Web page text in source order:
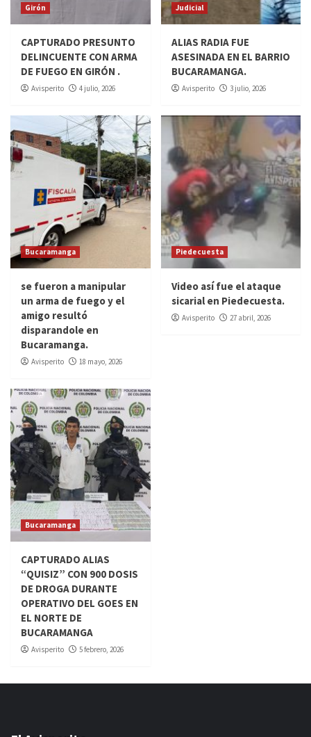
Girón
CAPTURADO PRESUNTO
DELINCUENTE CON ARMA
DE FUEGO EN GIRÓN .
Avisperito 4 julio, 2026
Judicial
ALIAS RADIA FUE
ASESINADA EN EL BARRIO
BUCARAMANGA.
Avisperito 3 julio, 2026
Bucaramanga
se fueron a manipular
un arma de fuego y el
amigo resultó
disparandole en
Bucaramanga.
Avisperito 18 mayo, 2026
Piedecuesta
Video así fue el ataque
sicarial en Piedecuesta.
Avisperito 27 abril, 2026
Bucaramanga
CAPTURADO ALIAS
“QUISIZ” CON 900 DOSIS
DE DROGA DURANTE
OPERATIVO DEL GOES EN
EL NORTE DE
BUCARAMANGA
Avisperito 5 febrero, 2026